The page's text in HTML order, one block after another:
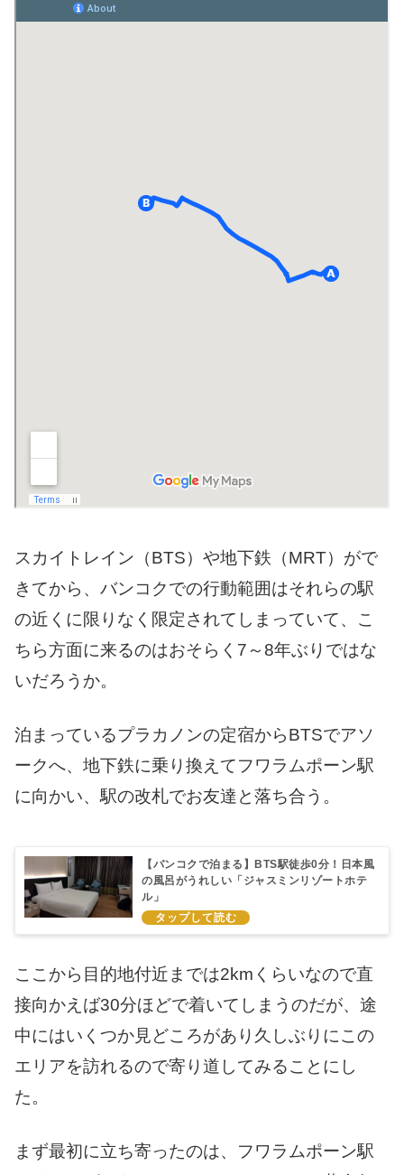
スカイトレイン（BTS）や地下鉄（MRT）がで
きてから、バンコクでの行動範囲はそれらの駅
の近くに限りなく限定されてしまっていて、こ
ちら方面に来るのはおそらく7～8年ぶりではな
いだろうか。
泊まっているプラカノンの定宿からBTSでアソ
ークへ、地下鉄に乗り換えてフワラムポーン駅
に向かい、駅の改札でお友達と落ち合う。
【バンコクで泊まる】BTS駅徒歩0分！日本風
の風呂がうれしい「ジャスミンリゾートホテ
ル」
ここから目的地付近までは2kmくらいなので直
接向かえば30分ほどで着いてしまうのだが、途
中にはいくつか見どころがあり久しぶりにこの
エリアを訪れるので寄り道してみることにし
た。
まず最初に立ち寄ったのは、フワラムポーン駅